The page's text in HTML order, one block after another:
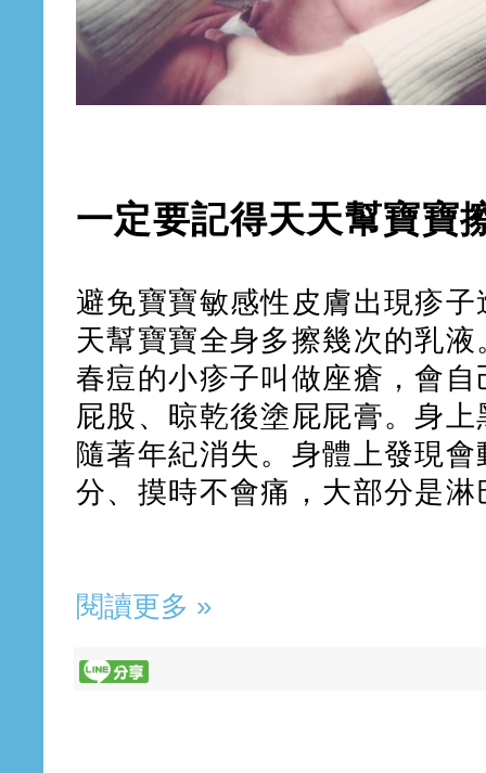
一定要記得天天幫寶寶
避免寶寶敏感性皮膚出現疹
天幫寶寶全身多擦幾次的乳
春痘的小疹子叫做座瘡，會
屁股、晾乾後塗屁屁膏。身
隨著年紀消失。身體上發現
分、摸時不會痛，大部分是
閱讀更多 »